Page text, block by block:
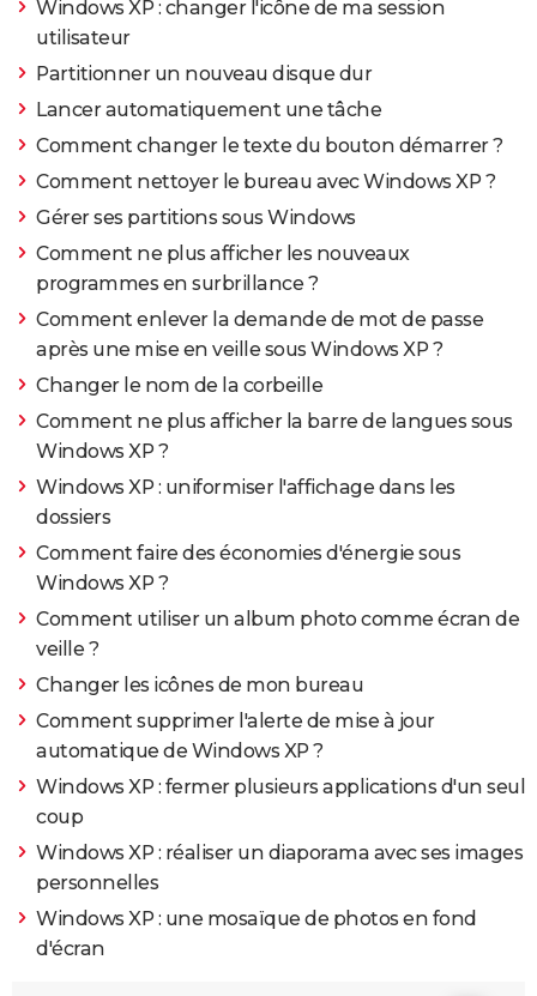
Windows XP : changer l'icône de ma session
utilisateur
Partitionner un nouveau disque dur
Lancer automatiquement une tâche
Comment changer le texte du bouton démarrer ?
Comment nettoyer le bureau avec Windows XP ?
Gérer ses partitions sous Windows
Comment ne plus afficher les nouveaux
programmes en surbrillance ?
Comment enlever la demande de mot de passe
après une mise en veille sous Windows XP ?
Changer le nom de la corbeille
Comment ne plus afficher la barre de langues sous
Windows XP ?
Windows XP : uniformiser l'affichage dans les
dossiers
Comment faire des économies d'énergie sous
Windows XP ?
Comment utiliser un album photo comme écran de
veille ?
Changer les icônes de mon bureau
Comment supprimer l'alerte de mise à jour
automatique de Windows XP ?
Windows XP : fermer plusieurs applications d'un seul
coup
Windows XP : réaliser un diaporama avec ses images
personnelles
Windows XP : une mosaïque de photos en fond
d'écran